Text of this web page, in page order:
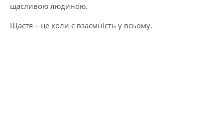
щасливою людиною.
Щастя – це коли є взаємність у всьому.